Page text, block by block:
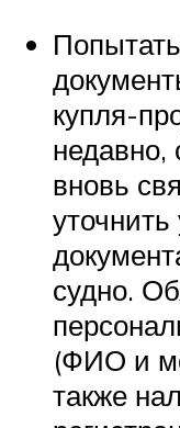
купля-
недавно,
вновь
судно.
(ФИО и
также